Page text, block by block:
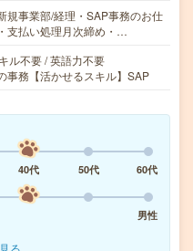
規事業部/経理・SAP事務のお仕
支払い処理月次締め・…
ル不要 / 英語力不要
事務【活かせるスキル】SAP
40代 50代
60代
男性
る